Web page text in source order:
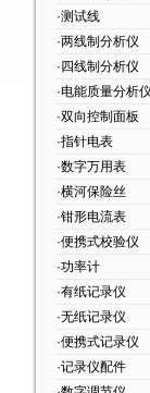
·测试线
·两线制分析仪
·四线制分析仪
·电能质量分析仪
·双向控制面板
·指针电表
·数字万用表
·横河保险丝
·钳形电流表
·便携式校验仪
·功率计
·有纸记录仪
·无纸记录仪
·便携式记录仪
·记录仪配件